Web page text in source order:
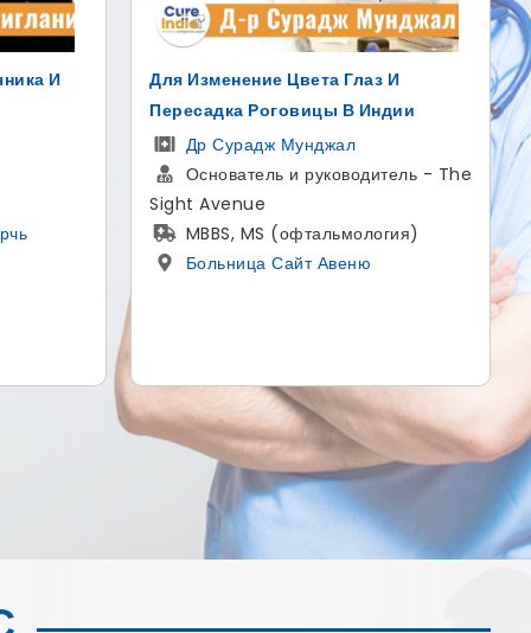
Для Изменение Цвета Глаз И
Пересадка Роговицы В Индии
Др Сурадж Мунджал
Основатель и руководитель - The
Sight Avenue
MBBS, MS (офтальмология)
Больница Сайт Авеню
Лучший
Др
МS -
хирургии
по